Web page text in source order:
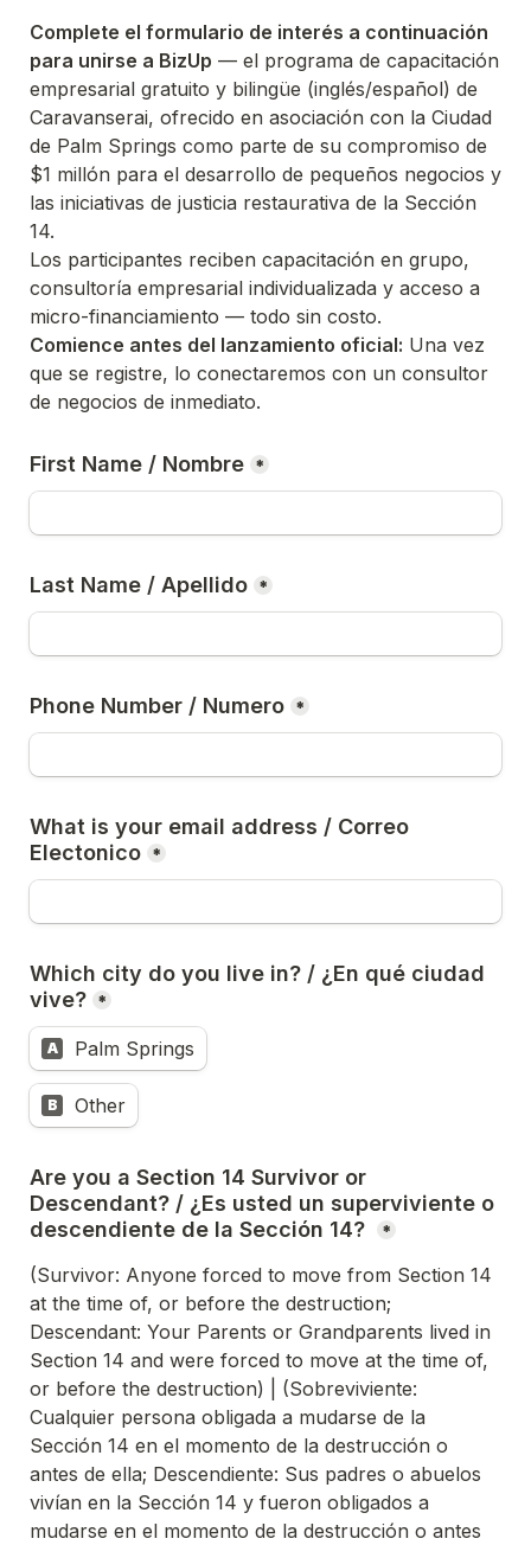
Complete el formulario de interés a continuación
para unirse a BizUp — el programa de capacitación
empresarial gratuito y bilingüe (inglés/español) de
Caravanserai, ofrecido en asociación con la Ciudad
de Palm Springs como parte de su compromiso de
$1 millón para el desarrollo de pequeños negocios y
las iniciativas de justicia restaurativa de la Sección
14.
Los participantes reciben capacitación en grupo,
consultoría empresarial individualizada y acceso a
micro-financiamiento — todo sin costo.
Comience antes del lanzamiento oficial: Una vez
que se registre, lo conectaremos con un consultor
de negocios de inmediato.
First Name / Nombre *
Last Name / Apellido *
Phone Number / Numero *
What is your email address / Correo
Electonico *
Which city do you live in? / ¿En qué ciudad
vive? *
A Palm Springs
B Other
Are you a Section 14 Survivor or
Descendant? / ¿Es usted un superviviente o
descendiente de la Sección 14?
*
(Survivor: Anyone forced to move from Section 14
at the time of, or before the destruction;
Descendant: Your Parents or Grandparents lived in
Section 14 and were forced to move at the time of,
or before the destruction) | (Sobreviviente:
Cualquier persona obligada a mudarse de la
Sección 14 en el momento de la destrucción o
antes de ella; Descendiente: Sus padres o abuelos
vivían en la Sección 14 y fueron obligados a
mudarse en el momento de la destrucción o antes